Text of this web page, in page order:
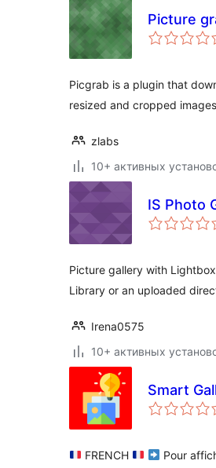
Picture
Picgrab is a plugin that
resized and cropped
zlabs
10+ активных
IS Photo
Picture gallery with
Library or an uploaded
Irena0575
10+ активных
Smart
FRENCH
Pour